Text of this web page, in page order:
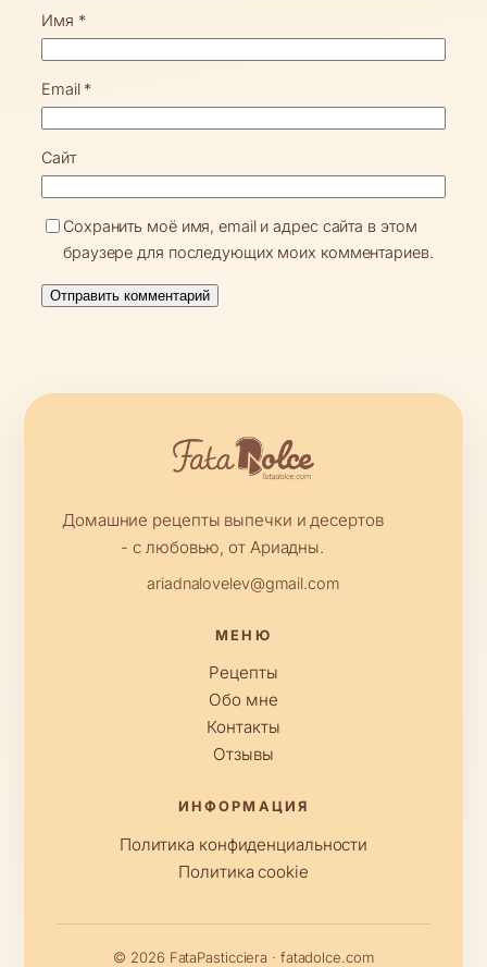
Имя *
Email *
Сайт
Сохранить моё имя, email и адрес сайта в этом
браузере для последующих моих комментариев.
Домашние рецепты выпечки и десертов
- с любовью, от Ариадны.
ariadnalovelev@gmail.com
МЕНЮ
Рецепты
Обо мне
Контакты
Отзывы
ИНФОРМАЦИЯ
Политика конфиденциальности
Политика cookie
© 2026 FataPasticciera · fatadolce.com